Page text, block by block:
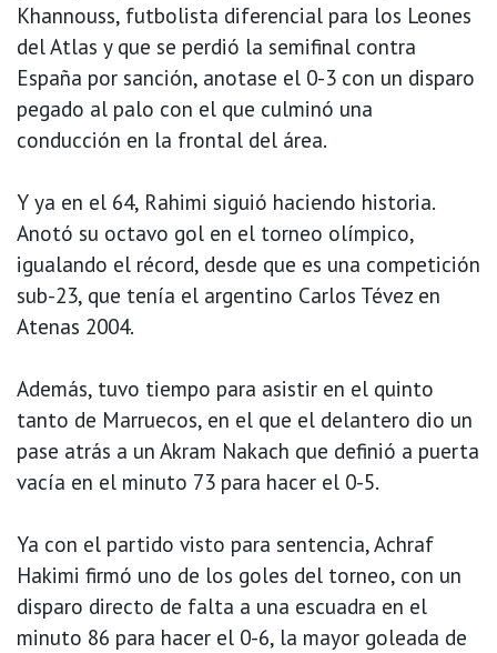
Khannouss, futbolista diferencial para los Leones
del Atlas y que se perdió la semifinal contra
España por sanción, anotase el 0-3 con un disparo
pegado al palo con el que culminó una
conducción en la frontal del área.
Y ya en el 64, Rahimi siguió haciendo historia.
Anotó su octavo gol en el torneo olímpico,
igualando el récord, desde que es una competición
sub-23, que tenía el argentino Carlos Tévez en
Atenas 2004.
Además, tuvo tiempo para asistir en el quinto
tanto de Marruecos, en el que el delantero dio un
pase atrás a un Akram Nakach que definió a puerta
vacía en el minuto 73 para hacer el 0-5.
Ya con el partido visto para sentencia, Achraf
Hakimi firmó uno de los goles del torneo, con un
disparo directo de falta a una escuadra en el
minuto 86 para hacer el 0-6, la mayor goleada de